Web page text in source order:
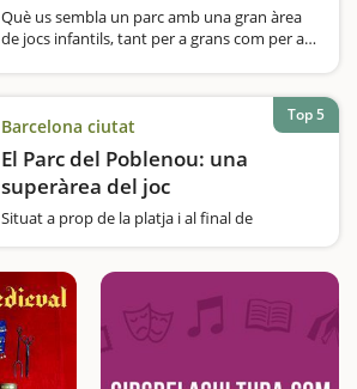
Què us sembla un parc amb una gran àrea
de jocs infantils, tant per a grans com per a
pícnic, un gran llac, lavabos públics,…
Barcelona ciutat
El Parc del Poblenou: una
superàrea del joc
Situat a prop de la platja i al final de
espectacular: la "Platgeta del Poblenou",
ubicada al passeig de Calvell. Aquest nou
espai està…
Top 5